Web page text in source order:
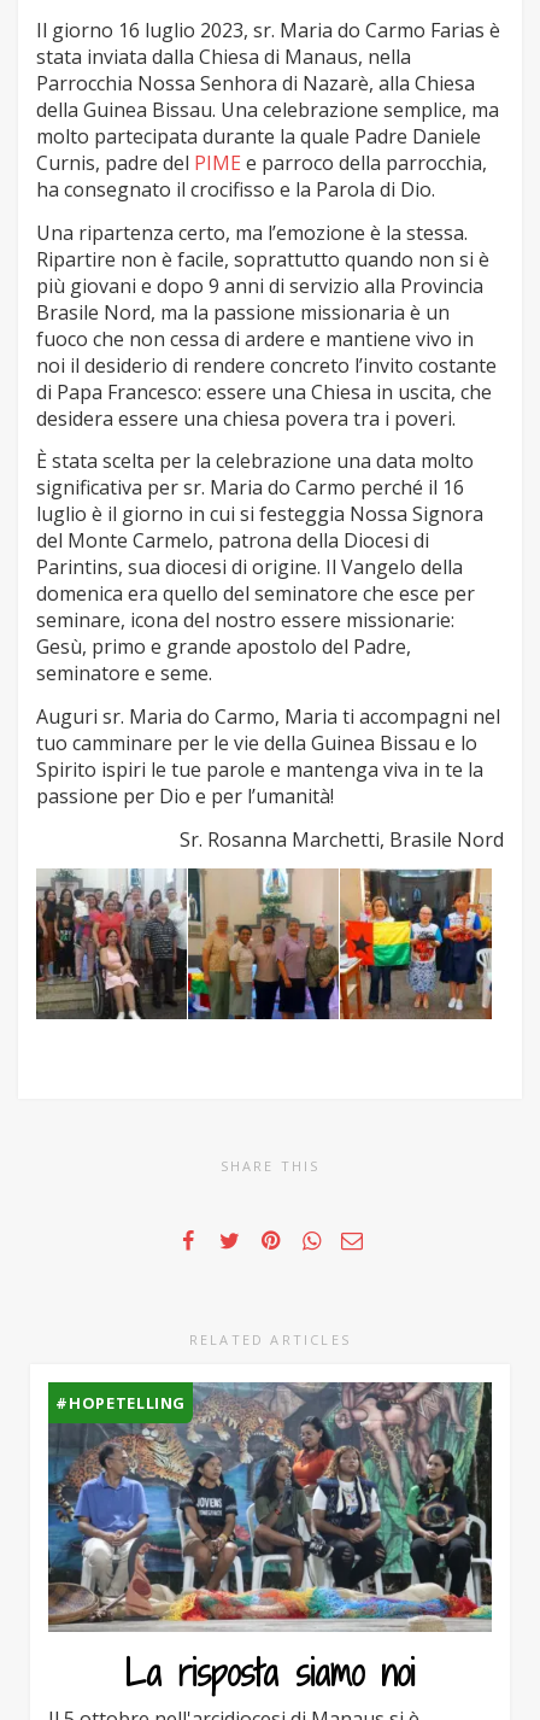
Il giorno 16 luglio 2023, sr. Maria do Carmo Farias è
stata inviata dalla Chiesa di Manaus, nella
Parrocchia Nossa Senhora di Nazarè, alla Chiesa
della Guinea Bissau. Una celebrazione semplice, ma
molto partecipata durante la quale Padre Daniele
Curnis, padre del PIME e parroco della parrocchia,
ha consegnato il crocifisso e la Parola di Dio.
Una ripartenza certo, ma l’emozione è la stessa.
Ripartire non è facile, soprattutto quando non si è
più giovani e dopo 9 anni di servizio alla Provincia
Brasile Nord, ma la passione missionaria è un
fuoco che non cessa di ardere e mantiene vivo in
noi il desiderio di rendere concreto l’invito costante
di Papa Francesco: essere una Chiesa in uscita, che
desidera essere una chiesa povera tra i poveri.
È stata scelta per la celebrazione una data molto
significativa per sr. Maria do Carmo perché il 16
luglio è il giorno in cui si festeggia Nossa Signora
del Monte Carmelo, patrona della Diocesi di
Parintins, sua diocesi di origine. Il Vangelo della
domenica era quello del seminatore che esce per
seminare, icona del nostro essere missionarie:
Gesù, primo e grande apostolo del Padre,
seminatore e seme.
Auguri sr. Maria do Carmo, Maria ti accompagni nel
tuo camminare per le vie della Guinea Bissau e lo
Spirito ispiri le tue parole e mantenga viva in te la
passione per Dio e per l’umanità!
Sr. Rosanna Marchetti, Brasile Nord
SHARE THIS
RELATED ARTICLES
#HOPETELLING
La risposta siamo noi